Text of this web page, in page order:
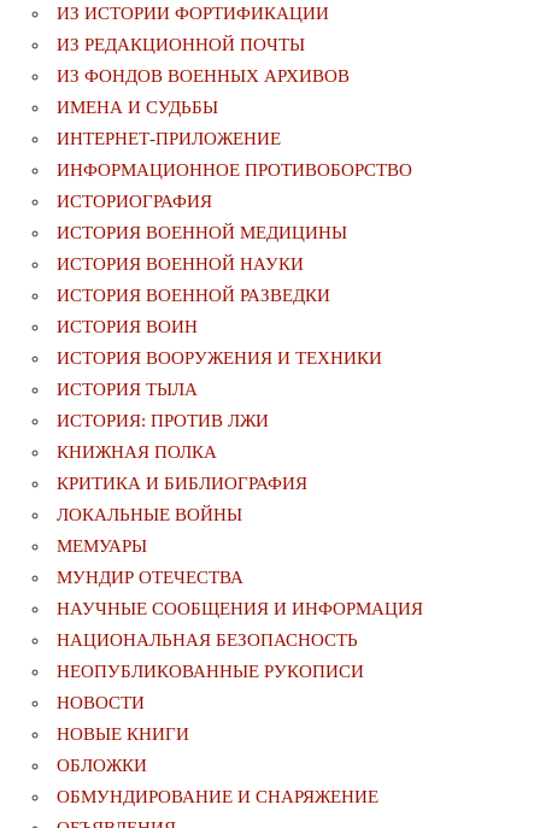
ИЗ ИСТОРИИ ФОРТИФИКАЦИИ
ИЗ РЕДАКЦИОННОЙ ПОЧТЫ
ИЗ ФОНДОВ ВОЕННЫХ АРХИВОВ
ИМЕНА И СУДЬБЫ
ИНТЕРНЕТ-ПРИЛОЖЕНИЕ
ИНФОРМАЦИОННОЕ ПРОТИВОБОРСТВО
ИСТОРИОГРАФИЯ
ИСТОРИЯ ВОЕННОЙ МЕДИЦИНЫ
ИСТОРИЯ ВОЕННОЙ НАУКИ
ИСТОРИЯ ВОЕННОЙ РАЗВЕДКИ
ИСТОРИЯ ВОИН
ИСТОРИЯ ВООРУЖЕНИЯ И ТЕХНИКИ
ИСТОРИЯ ТЫЛА
ИСТОРИЯ: ПРОТИВ ЛЖИ
КНИЖНАЯ ПОЛКА
КРИТИКА И БИБЛИОГРАФИЯ
ЛОКАЛЬНЫЕ ВОЙНЫ
МЕМУАРЫ
МУНДИР ОТЕЧЕСТВА
НАУЧНЫЕ СООБЩЕНИЯ И ИНФОРМАЦИЯ
НАЦИОНАЛЬНАЯ БЕЗОПАСНОСТЬ
НЕОПУБЛИКОВАННЫЕ РУКОПИСИ
НОВОСТИ
НОВЫЕ КНИГИ
ОБЛОЖКИ
ОБМУНДИРОВАНИЕ И СНАРЯЖЕНИЕ